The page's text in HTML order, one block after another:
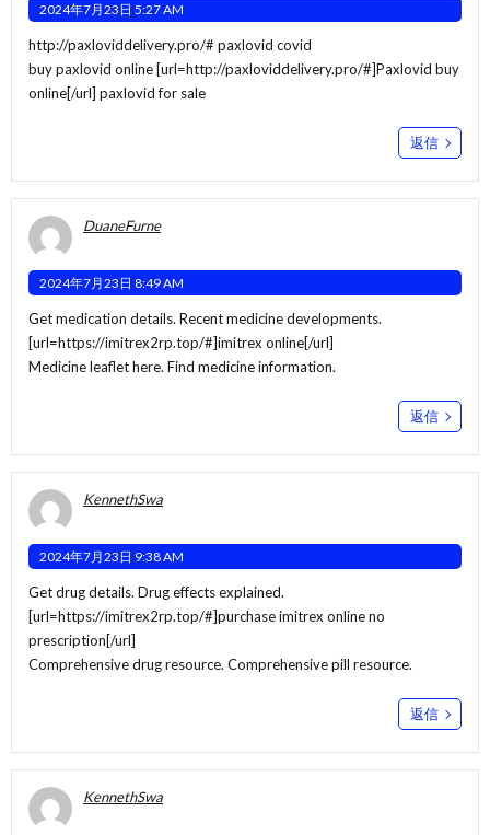
2024年7月23日 5:27 AM
http://paxloviddelivery.pro/# paxlovid covid
buy paxlovid online [url=http://paxloviddelivery.pro/#]Paxlovid buy
online[/url] paxlovid for sale
返信
DuaneFurne
2024年7月23日 8:49 AM
Get medication details. Recent medicine developments.
[url=https://imitrex2rp.top/#]imitrex online[/url]
Medicine leaflet here. Find medicine information.
返信
KennethSwa
2024年7月23日 9:38 AM
Get drug details. Drug effects explained.
[url=https://imitrex2rp.top/#]purchase imitrex online no
prescription[/url]
Comprehensive drug resource. Comprehensive pill resource.
返信
KennethSwa